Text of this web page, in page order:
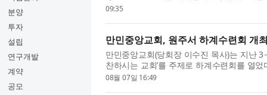
분양
투자
설립
연구개발
계약
공모
보회사 매칭에서 한발 더 나아가 참가자가...
09:35
만민중앙교회, 원주서 하계수련회 개
만민중앙교회(당회장 이수진 목사)는 지난
찬하시는 교회’를 주제로 하계수련회를 열
이스라엘, 미국, 콜롬비아, 호...
08월 07일 16:49